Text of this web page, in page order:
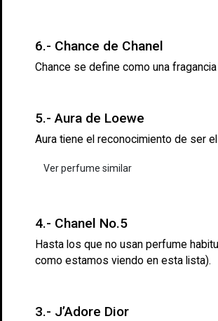
6.- Chance de Chanel
Chance se define como una
5.- Aura de Loewe
Aura tiene el reconocimiento de ser
Ver perfume similar
4.- Chanel No.5
Hasta los que no usan perfume
como estamos viendo en esta lista).
3.- J’Adore Dior